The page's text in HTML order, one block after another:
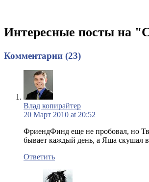
Интересные посты на
Комментарии (23)
Влад копирайтер
20 Март 2010 at 20:52
ФриендФинд еще не пробовал, но
бывает каждый день, а Яша скушал
Ответить